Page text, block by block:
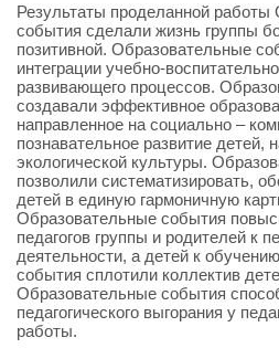
Результаты проделанной
события сделали жизнь группы
позитивной. Образовательные
интеграции учебно-
развивающего процессов.
создавали эффективное
направленное на социально –
познавательное развитие детей,
экологической культуры.
позволили систематизировать,
детей в единую гармоничную
Образовательные события
педагогов группы и родителей к
деятельности, а детей к
события сплотили коллектив
Образовательные события
педагогического выгорания у
работы.